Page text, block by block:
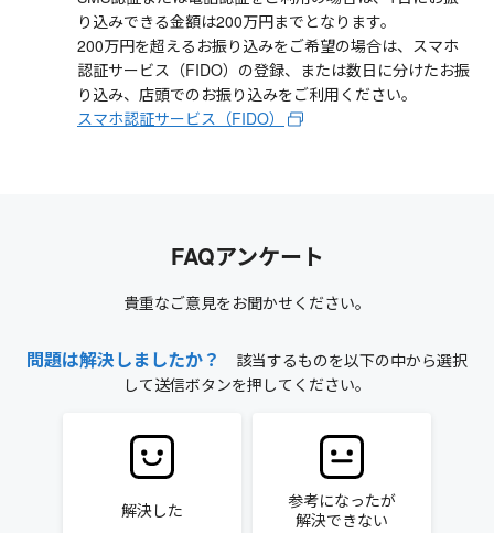
り込みできる金額は200万円までとなります。
200万円を超えるお振り込みをご希望の場合は、スマホ
認証サービス（FIDO）の登録、または数日に分けたお振
り込み、店頭でのお振り込みをご利用ください。
スマホ認証サービス（FIDO）
FAQアンケート
貴重なご意見をお聞かせください。
問題は解決しましたか？
該当するものを以下の中から選択
して送信ボタンを押してください。
解決した
参考になったが
解決できない